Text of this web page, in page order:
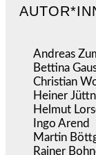
Andreas
Bettina
Christian
Heiner
Helmut
Ingo Arend
Martin
Rainer